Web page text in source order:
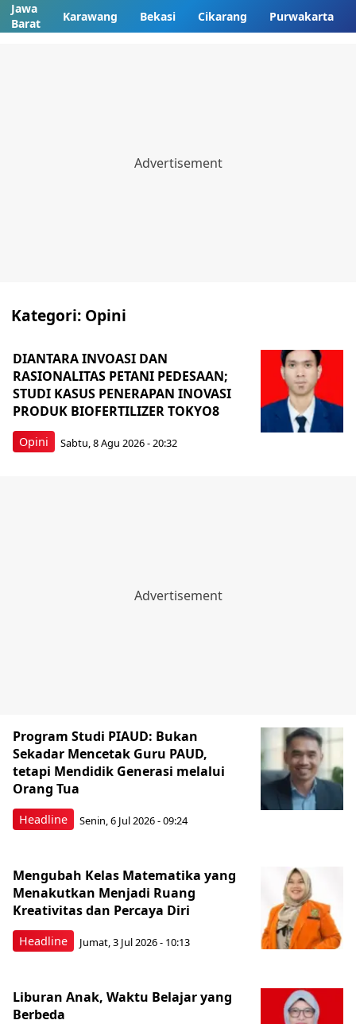
Jawa
Barat
Karawang Bekasi Cikarang Purwakarta
Kategori: Opini
Opini
DIANTARA INVOASI DAN
RASIONALITAS PETANI PEDESAAN;
STUDI KASUS PENERAPAN INOVASI
PRODUK BIOFERTILIZER TOKYO8
Sabtu, 8 Agu 2026 - 20:32
Headline
Program Studi PIAUD: Bukan
Sekadar Mencetak Guru PAUD,
tetapi Mendidik Generasi melalui
Orang Tua
Senin, 6 Jul 2026 - 09:24
Headline
‎Mengubah Kelas Matematika yang
Menakutkan Menjadi Ruang
Kreativitas dan Percaya Diri
Jumat, 3 Jul 2026 - 10:13
‎Liburan Anak, Waktu Belajar yang
Berbeda